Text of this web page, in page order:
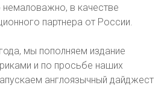
немаловажно, в качестве
партнера от России.
мы пополняем издание
и по просьбе наших
англоязычный дайджест